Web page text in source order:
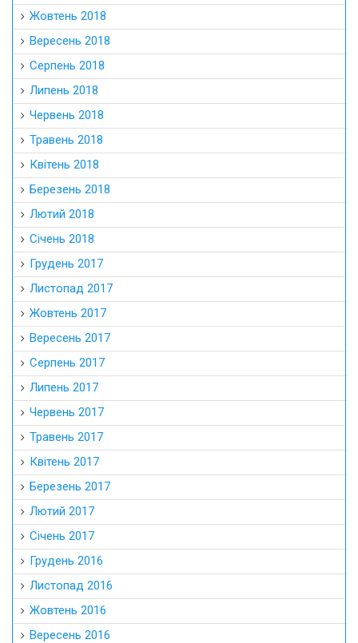
Жовтень 2018
Вересень 2018
Серпень 2018
Липень 2018
Червень 2018
Травень 2018
Квітень 2018
Березень 2018
Лютий 2018
Січень 2018
Грудень 2017
Листопад 2017
Жовтень 2017
Вересень 2017
Серпень 2017
Липень 2017
Червень 2017
Травень 2017
Квітень 2017
Березень 2017
Лютий 2017
Січень 2017
Грудень 2016
Листопад 2016
Жовтень 2016
Вересень 2016